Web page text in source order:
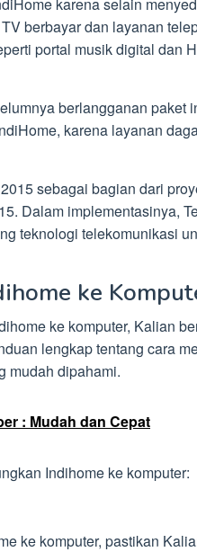
berbayar dan layanan
portal musik digital dan
berlangganan paket
karena layanan
sebagai bagian dari
Dalam implementasinya,
teknologi telekomunikasi
ke
ke komputer, Kalian
lengkap tentang cara
mudah dipahami.
: Mudah dan Cepat
Indihome ke komputer:
ke komputer, pastikan